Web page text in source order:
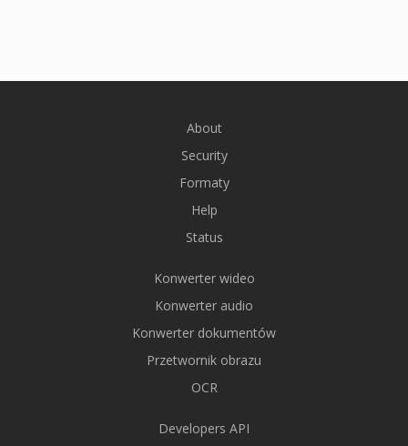
About
Security
Formaty
Help
Status
Konwerter wideo
Konwerter audio
Konwerter dokumentów
Przetwornik obrazu
OCR
Developers API